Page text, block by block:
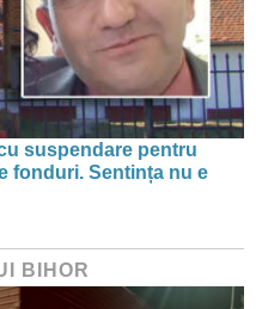
suspendare pentru
fonduri. Sentința nu e
BIHOR